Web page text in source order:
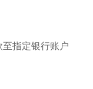
指定银行账户